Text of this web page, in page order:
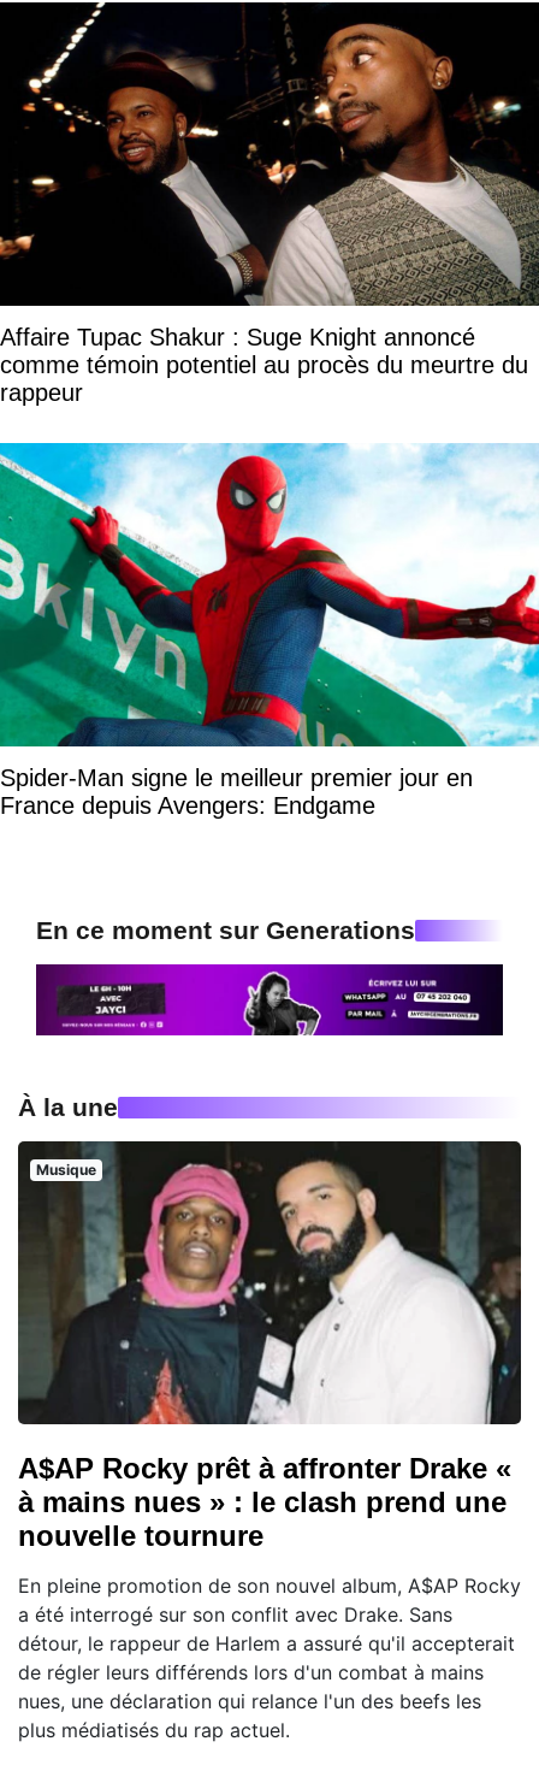
Affaire Tupac Shakur : Suge Knight annoncé
comme témoin potentiel au procès du meurtre du
rappeur
Spider-Man signe le meilleur premier jour en
France depuis Avengers: Endgame
En ce moment sur Generations
À la une
Musique
A$AP Rocky prêt à affronter Drake «
à mains nues » : le clash prend une
nouvelle tournure
En pleine promotion de son nouvel album, A$AP Rocky
a été interrogé sur son conflit avec Drake. Sans
détour, le rappeur de Harlem a assuré qu'il accepterait
de régler leurs différends lors d'un combat à mains
nues, une déclaration qui relance l'un des beefs les
plus médiatisés du rap actuel.